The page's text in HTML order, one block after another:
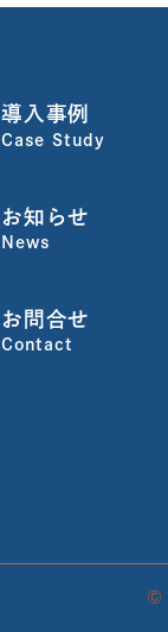
導入事例
Case Study
お知らせ
News
お問合せ
Contact
©